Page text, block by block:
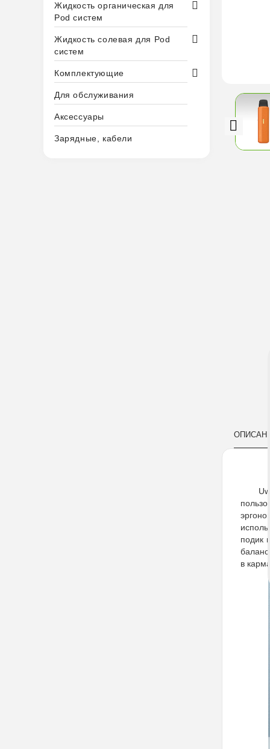
Жидкость органическая для
Pod систем
Жидкость солевая для Pod
систем
Комплектующие
Для обслуживания
Аксессуары
Зарядные, кабели
подик
в